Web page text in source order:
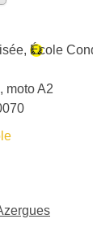
, École
moto A2